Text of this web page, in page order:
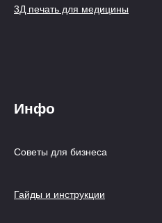
3Д печать для медицины
Инфо
Советы для бизнеса
Гайды и инструкции